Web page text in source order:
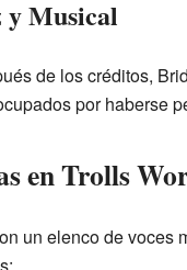
Musical
de los créditos,
por haberse
en Trolls
un elenco de voces